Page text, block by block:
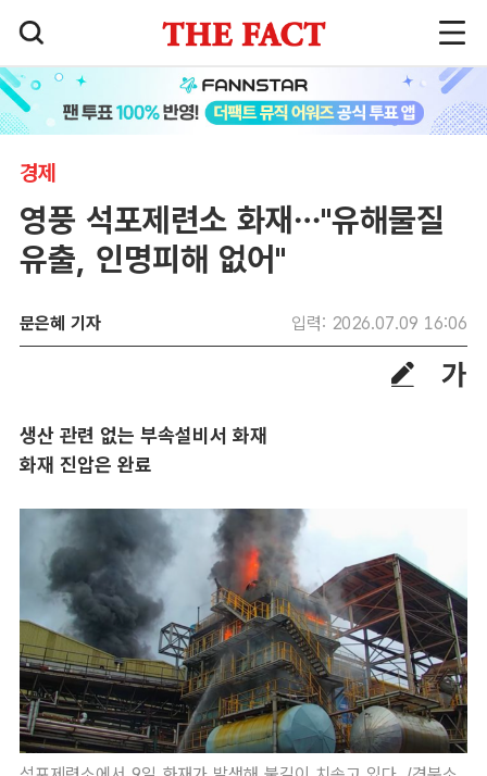
경제
영풍 석포제련소 화재…"유해물질
유출, 인명피해 없어"
문은혜 기자 입력: 2026.07.09 16:06
생산 관련 없는 부속설비서 화재
화재 진압은 완료